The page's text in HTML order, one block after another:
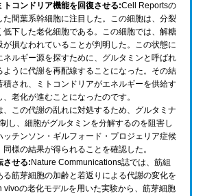
トコンドリア機能を回復させる:Cell Reportsの
た間葉系幹細胞に注目した。この細胞は、分裂
低下した老化細胞である。この細胞では、解糖
が損なわれていることが判明した。この状態に
ネルギー源を探すために、グルタミンと呼ばれ
ように代謝を再配線することになった。その結
積され、ミトコンドリアがエネルギーを供給す
老化が進むことになったのです。
この代謝の乱れに対処するため、グルタミナ
し、細胞がグルタミンを分解するのを阻害し
ッチンソン・ギルフォード・プロジェリア症候
様の結果が得られることを確認した。
させる: Nature Communications誌では、筋組
筋芽細胞の加齢と若返りによる代謝の変化を
vivoの老化モデルを用いた実験から、筋芽細胞